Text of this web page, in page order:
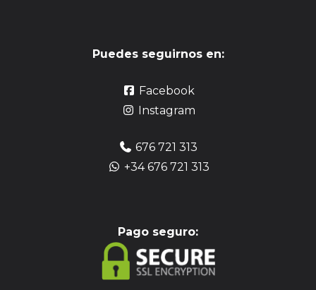
Puedes seguirnos en:
Facebook
Instagram
676 721 313
+34 676 721 313
Pago seguro: